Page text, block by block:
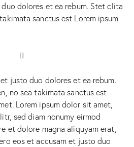
dolores et ea rebum. Stet clita
sanctus est Lorem ipsum
justo duo dolores et ea rebum.
no sea takimata sanctus est
Lorem ipsum dolor sit amet,
sed diam nonumy eirmod
et dolore magna aliquyam erat,
eos et accusam et justo duo